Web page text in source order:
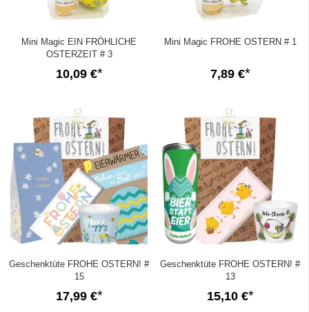
Mini Magic EIN FRÖHLICHE
OSTERZEIT # 3
10,09 €
Mini Magic FROHE OSTERN # 1
7,89 €
Geschenktüte FROHE OSTERN! #
15
17,99 €
Geschenktüte FROHE OSTERN! #
13
15,10 €